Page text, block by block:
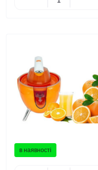
в наявності